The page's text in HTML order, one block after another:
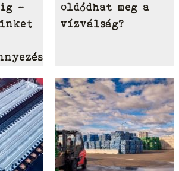
–
oldódhat meg a
vízválság?